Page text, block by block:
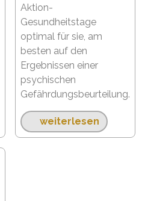
Aktion-
Gesundheitstage
optimal für sie, am
besten auf den
Ergebnissen einer
psychischen
Gefährdungsbeurteilung.
weiterlesen